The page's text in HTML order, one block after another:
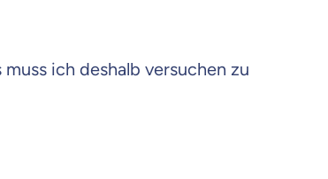
ich deshalb versuchen zu